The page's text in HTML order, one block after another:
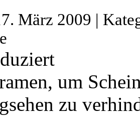
März 2009 |